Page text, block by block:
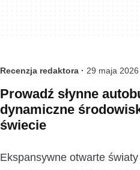
Recenzja redaktora · 29 maja 2026
Prowadź słynne
dynamiczne
świecie
Ekspansywne otwarte